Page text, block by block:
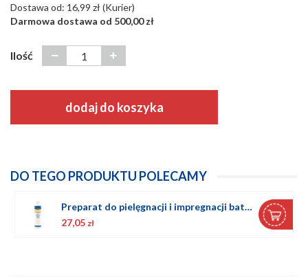
Dostawa od: 16,99 zł (Kurier)
Darmowa dostawa od 500,00 zł
Ilość
dodaj do koszyka
DO TEGO PRODUKTU POLECAMY
Preparat do pielęgnacji i impregnacji baterii czarnych
27,05 zł